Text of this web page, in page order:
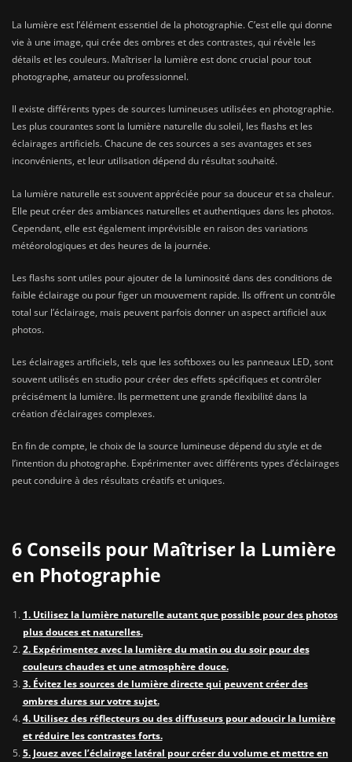
La lumière est l’élément essentiel de la photographie. C’est elle qui donne
vie à une image, qui crée des ombres et des contrastes, qui révèle les
détails et les couleurs. Maîtriser la lumière est donc crucial pour tout
photographe, amateur ou professionnel.
Il existe différents types de sources lumineuses utilisées en photographie.
Les plus courantes sont la lumière naturelle du soleil, les flashs et les
éclairages artificiels. Chacune de ces sources a ses avantages et ses
inconvénients, et leur utilisation dépend du résultat souhaité.
La lumière naturelle est souvent appréciée pour sa douceur et sa chaleur.
Elle peut créer des ambiances naturelles et authentiques dans les photos.
Cependant, elle est également imprévisible en raison des variations
météorologiques et des heures de la journée.
Les flashs sont utiles pour ajouter de la luminosité dans des conditions de
faible éclairage ou pour figer un mouvement rapide. Ils offrent un contrôle
total sur l’éclairage, mais peuvent parfois donner un aspect artificiel aux
photos.
Les éclairages artificiels, tels que les softboxes ou les panneaux LED, sont
souvent utilisés en studio pour créer des effets spécifiques et contrôler
précisément la lumière. Ils permettent une grande flexibilité dans la
création d’éclairages complexes.
En fin de compte, le choix de la source lumineuse dépend du style et de
l’intention du photographe. Expérimenter avec différents types d’éclairages
peut conduire à des résultats créatifs et uniques.
6 Conseils pour Maîtriser la Lumière
en Photographie
1. Utilisez la lumière naturelle autant que possible pour des photos
plus douces et naturelles.
2. Expérimentez avec la lumière du matin ou du soir pour des
couleurs chaudes et une atmosphère douce.
3. Évitez les sources de lumière directe qui peuvent créer des
ombres dures sur votre sujet.
4. Utilisez des réflecteurs ou des diffuseurs pour adoucir la lumière
et réduire les contrastes forts.
5. Jouez avec l’éclairage latéral pour créer du volume et mettre en